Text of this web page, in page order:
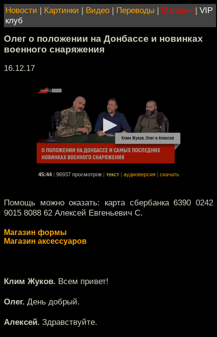
Новости | Картинки | Видео | Переводы | Магазин | VIP
клуб
Олег о положении на Донбассе и новинках
военного снаряжения
16.12.17
45:44 96937 просмотров текст аудиоверсия скачать
Помощь можно оказать: карта сбербанка 6390 0242
9015 8088 62 Алексей Евгеньевич С.
Магазин формы
Магазин аксессуаров
Клим Жуков. Всем привет!
Олег. День добрый.
Алексей. Здравствуйте.